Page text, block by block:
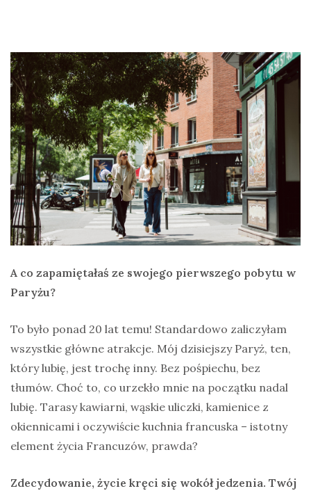
A co zapamiętałaś ze swojego pierwszego pobytu w
Paryżu?
To było ponad 20 lat temu! Standardowo zaliczyłam
wszystkie główne atrakcje. Mój dzisiejszy Paryż, ten,
który lubię, jest trochę inny. Bez pośpiechu, bez
tłumów. Choć to, co urzekło mnie na początku nadal
lubię. Tarasy kawiarni, wąskie uliczki, kamienice z
okiennicami i oczywiście kuchnia francuska – istotny
element życia Francuzów, prawda?
Zdecydowanie, życie kręci się wokół jedzenia. Twój